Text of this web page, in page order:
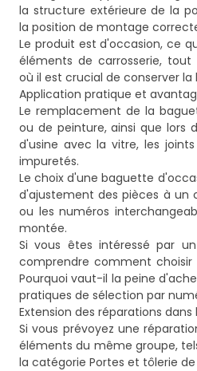
la structure extérieure de la
la position de montage
Le produit est d'occasion, ce
éléments de carrosserie,
où il est crucial de conserver
Application pratique et
Le remplacement de la
ou de peinture, ainsi que lors
d'usine avec la vitre, les
impuretés.
Le choix d'une baguette
d'ajustement des pièces à un
ou les numéros
montée.
Si vous êtes intéressé par
comprendre comment
Pourquoi vaut-il la peine
pratiques de sélection par
Extension des réparations dans
Si vous prévoyez une
éléments du même groupe,
la catégorie Portes et tôlerie